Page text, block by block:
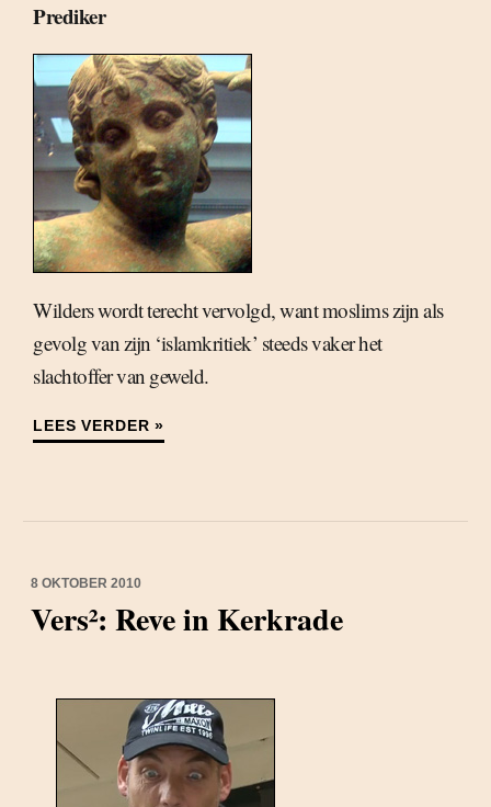
Prediker
Wilders wordt terecht vervolgd, want moslims zijn als
gevolg van zijn ‘islamkritiek’ steeds vaker het
slachtoffer van geweld.
LEES VERDER »
8 OKTOBER 2010
Vers²: Reve in Kerkrade